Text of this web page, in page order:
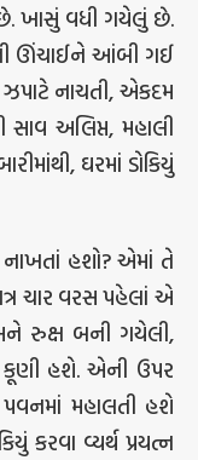
ખાસું વધી ગયેલું છે.
ઊંચાઈને આંબી ગઈ
નાચતી, એકદમ
સાવ અલિપ્ત, મહાલી
ઘરમાં ડોકિયું
હશો? એમાં તે
ચાર વરસ પહેલાં એ
રુક્ષ બની ગયેલી,
હશે. એની ઉપર
મહાલતી હશે
કરવા વ્યર્થ પ્રયત્ન